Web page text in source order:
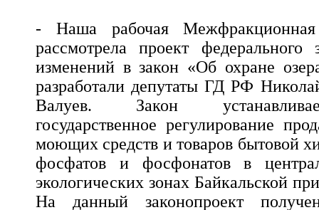
- Наша рабочая Межфракционная
рассмотрела проект
изменений в закон «Об охране
разработали депутаты ГД РФ
Валуев. Закон
государственное регулирование
моющих средств и товаров бытовой
фосфатов и фосфонатов в
экологических зонах Байкальской
На данный законопроект